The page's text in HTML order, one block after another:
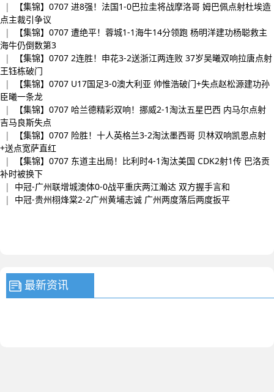
|
【集锦】0707 进8强！法国1-0巴拉圭将战摩洛哥 姆巴佩点射杜埃造
点主裁引争议
|
【集锦】0707 遭绝平！蓉城1-1海牛14分领跑 杨明洋建功杨聪救主
海牛仍倒数第3
|
【集锦】0707 2连胜！申花3-2送浙江两连败 37岁吴曦双响拉唐点射
王钰栋破门
|
【集锦】0707 U17国足3-0澳大利亚 帅惟浩破门+失点赵松源建功孙
臣曦一条龙
|
【集锦】0707 哈兰德精彩双响！挪威2-1淘汰五星巴西 内马尔点射
吉马良斯失点
|
【集锦】0707 险胜！十人英格兰3-2淘汰墨西哥 贝林双响凯恩点射
+送点宽萨直红
|
【集锦】0707 东道主出局！比利时4-1淘汰美国 CDK2射1传 巴洛贡
补时被换下
| 中冠-广州联增城澳体0-0战平重庆两江瀚达 双方握手言和
| 中冠-贵州栩烽棠2-2广州黄埔志诚 广州两度落后两度扳平
最新资讯